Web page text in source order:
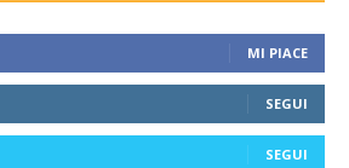
MI PIACE
SEGUI
SEGUI